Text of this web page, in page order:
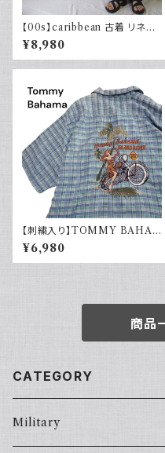
【00s】caribbean 古着 リネン
イージーパンツ ドローコード ワ
イドパンツ
¥8,980
【刺繍入り】TOMMY BAHA
MA トミーバハマ オープンカラ
ーシャツ シルク100％ 開禁 古
着 アメカジ チェック
¥6,980
商品
CATEGORY
Military